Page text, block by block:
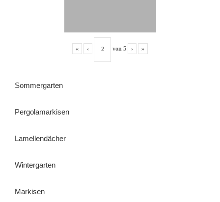
« ‹ von 5 › »
Sommergarten
Pergolamarkisen
Lamellendächer
Wintergarten
Markisen